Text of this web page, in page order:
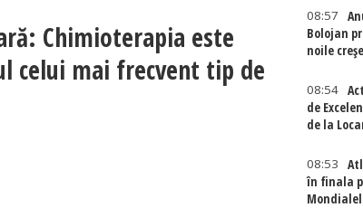
Chimioterapia este
celui mai frecvent tip de
08:57
Bolojan
noile
08:54
de
de la
08:53
în finala